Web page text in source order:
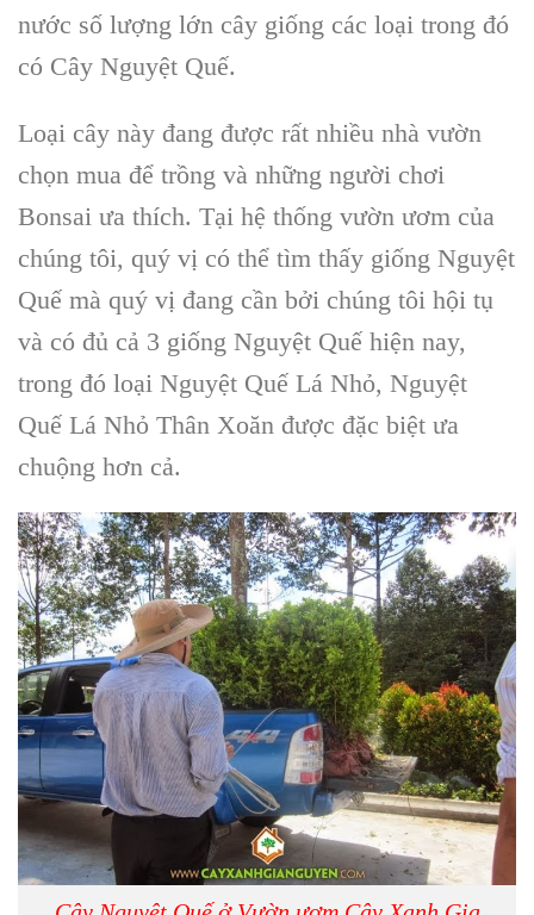
nước số lượng lớn cây giống các loại trong đó
có Cây Nguyệt Quế.
Loại cây này đang được rất nhiều nhà vườn
chọn mua để trồng và những người chơi
Bonsai ưa thích. Tại hệ thống vườn ươm của
chúng tôi, quý vị có thể tìm thấy giống Nguyệt
Quế mà quý vị đang cần bởi chúng tôi hội tụ
và có đủ cả 3 giống Nguyệt Quế hiện nay,
trong đó loại Nguyệt Quế Lá Nhỏ, Nguyệt
Quế Lá Nhỏ Thân Xoăn được đặc biệt ưa
chuộng hơn cả.